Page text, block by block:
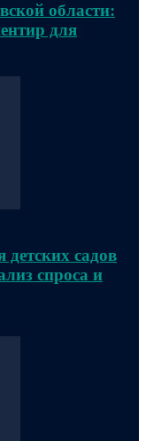
области:
для
садов
спроса и